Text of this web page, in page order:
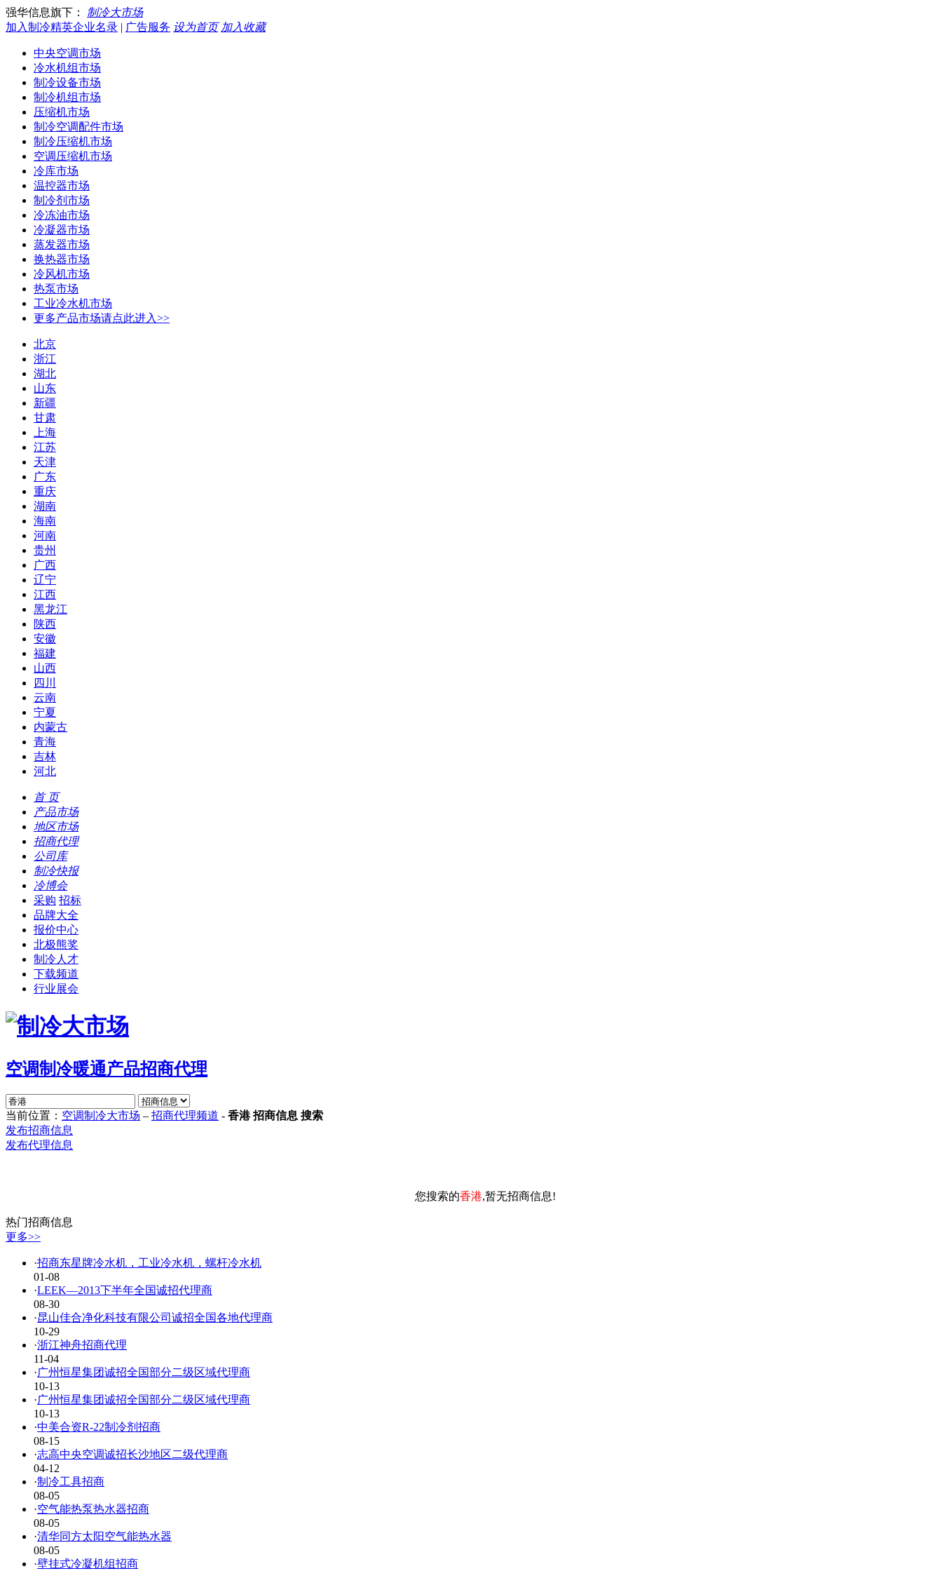
强华信息旗下：
制冷大市场
加入制冷精英企业名录 | 广告服务 设为首页 加入收藏
中央空调市场
冷水机组市场
制冷设备市场
制冷机组市场
压缩机市场
制冷空调配件市场
制冷压缩机市场
空调压缩机市场
冷库市场
温控器市场
制冷剂市场
冷冻油市场
冷凝器市场
蒸发器市场
换热器市场
冷风机市场
热泵市场
工业冷水机市场
更多产品市场请点此进入>>
北京
浙江
湖北
山东
新疆
甘肃
上海
江苏
天津
广东
重庆
湖南
海南
河南
贵州
广西
辽宁
江西
黑龙江
陕西
安徽
福建
山西
四川
云南
宁夏
内蒙古
青海
吉林
河北
首 页
产品市场
地区市场
招商代理
公司库
制冷快报
冷博会
采购 招标
品牌大全
报价中心
北极熊奖
制冷人才
下载频道
行业展会
空调制冷暖通产品招商代理
当前位置： 空调制冷大市场 – 招商代理频道 - 香港招商信息 搜索
发布招商信息
发布代理信息
您搜索的香港,暂无招商信息!
热门招商信息
更多>>
·招商东星牌冷水机，工业冷水机，螺杆冷水机
01-08
·LEEK—2013下半年全国诚招代理商
08-30
·昆山佳合净化科技有限公司诚招全国各地代理商
10-29
·浙江神舟招商代理
11-04
·广州恒星集团诚招全国部分二级区域代理商
10-13
·广州恒星集团诚招全国部分二级区域代理商
10-13
·中美合资R-22制冷剂招商
08-15
·志高中央空调诚招长沙地区二级代理商
04-12
·制冷工具招商
08-05
·空气能热泵热水器招商
08-05
·清华同方太阳空气能热水器
08-05
·壁挂式冷凝机组招商